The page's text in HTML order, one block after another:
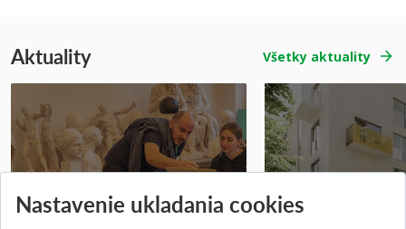
Aktuality Všetky aktuality
Pridané 14.07.2026 Pridané 03.07.2026
Nastavenie ukladania cookies